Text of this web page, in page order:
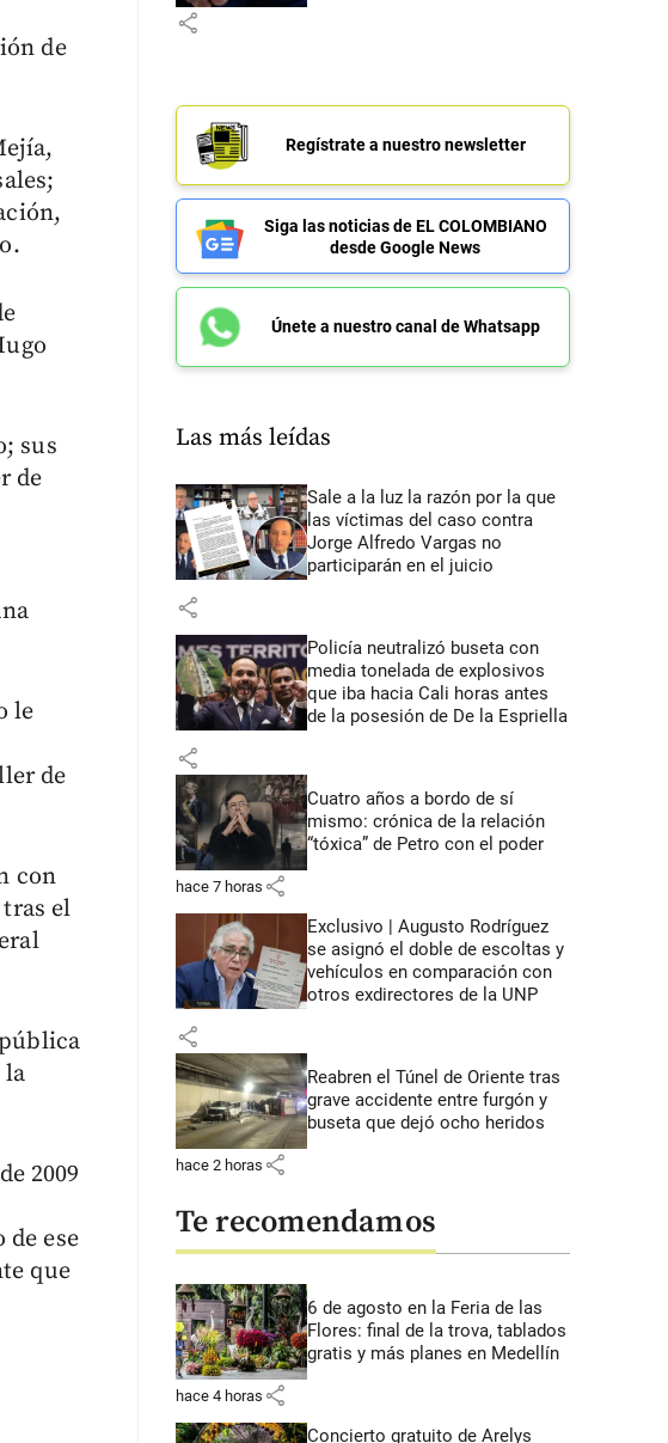
de
sus
de
le
de
con
el
la
2009
ese
que
share
Regístrate a nuestro newsletter
Siga las noticias de EL COLOMBIANO
desde Google News
Únete a nuestro canal de Whatsapp
Las más leídas
Sale a la luz la razón por la que
las víctimas del caso contra
Jorge Alfredo Vargas no
participarán en el juicio
share
Policía neutralizó buseta con
media tonelada de explosivos
que iba hacia Cali horas antes
de la posesión de De la Espriella
share
Cuatro años a bordo de sí
mismo: crónica de la relación
“tóxica” de Petro con el poder
hace 7 horas share
Exclusivo | Augusto Rodríguez
se asignó el doble de escoltas y
vehículos en comparación con
otros exdirectores de la UNP
share
Reabren el Túnel de Oriente tras
grave accidente entre furgón y
buseta que dejó ocho heridos
hace 2 horas share
Te recomendamos
6 de agosto en la Feria de las
Flores: final de la trova, tablados
gratis y más planes en Medellín
hace 4 horas share
Concierto gratuito de Arelys